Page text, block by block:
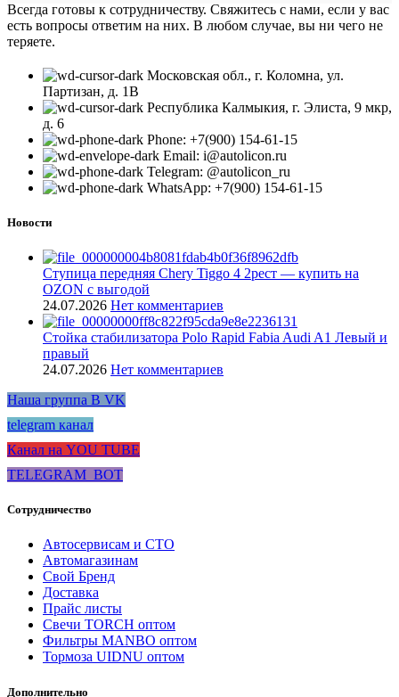
Всегда готовы к сотрудничеству. Свяжитесь с нами, если у вас
есть вопросы ответим на них. В любом случае, вы ни чего не
теряете.
Московская обл., г. Коломна, ул.
Партизан, д. 1В
Республика Калмыкия, г. Элиста, 9 мкр,
д. 6
Phone: +7(900) 154-61-15
Email: i@autolicon.ru
Telegram: @autolicon_ru
WhatsApp: +7(900) 154-61-15
Новости
Ступица передняя Chery Tiggo 4 2рест — купить на
OZON с выгодой
24.07.2026 Нет комментариев
Стойка стабилизатора Polo Rapid Fabia Audi A1 Левый и
правый
24.07.2026 Нет комментариев
Наша группа В VK
telegram канал
Канал на YOU TUBE
TELEGRAM_BOT
Сотрудничество
Автосервисам и СТО
Автомагазинам
Свой Бренд
Доставка
Прайс листы
Свечи TORCH оптом
Фильтры MANBO оптом
Тормоза UIDNU оптом
Дополнительно